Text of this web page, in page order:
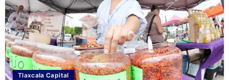
Tlaxcala Capital